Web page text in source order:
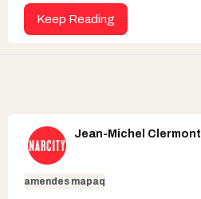
Keep Reading
Jean-Michel
amendes mapaq